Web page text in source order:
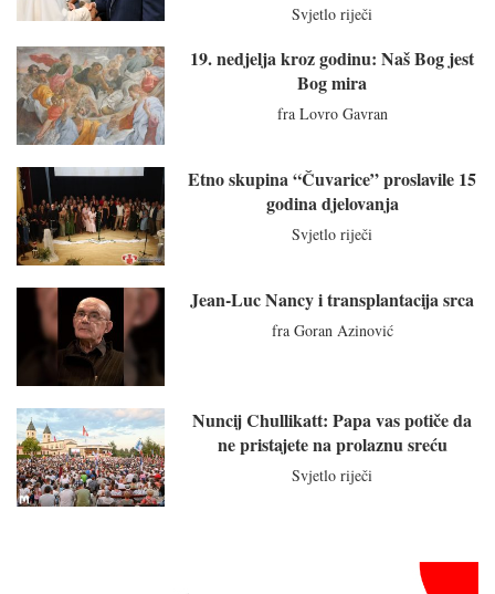
Svjetlo riječi
19. nedjelja kroz godinu: Naš Bog jest
Bog mira
fra Lovro Gavran
Etno skupina “Čuvarice” proslavile 15
godina djelovanja
Svjetlo riječi
Jean-Luc Nancy i transplantacija srca
fra Goran Azinović
Nuncij Chullikatt: Papa vas potiče da
ne pristajete na prolaznu sreću
Svjetlo riječi